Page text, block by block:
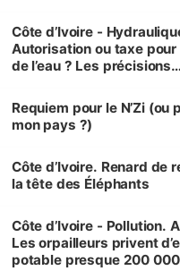
Côte d’Ivoire -
Autorisation ou taxe
de l’eau ? Les précisions
Requiem pour le N’Zi (ou
mon pays ?)
Côte d’Ivoire. Renard de
la tête des Éléphants
Côte d’Ivoire - Pollution.
Les orpailleurs privent
potable presque 200 000